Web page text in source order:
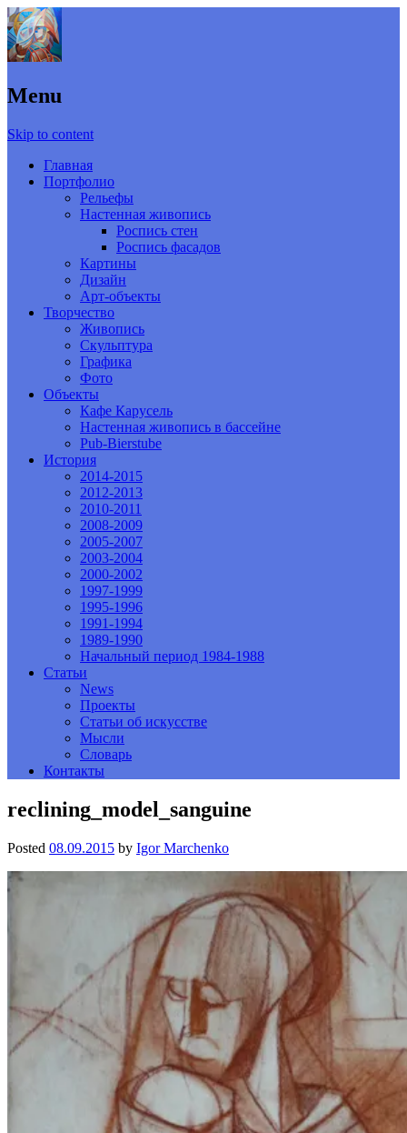
Menu
Skip to content
Главная
Портфолио
Рельефы
Настенная живопись
Роспись стен
Роспись фасадов
Картины
Дизайн
Арт-объекты
Творчество
Живопись
Скульптура
Графика
Фото
Объекты
Кафе Карусель
Настенная живопись в бассейне
Pub-Bierstube
История
2014-2015
2012-2013
2010-2011
2008-2009
2005-2007
2003-2004
2000-2002
1997-1999
1995-1996
1991-1994
1989-1990
Начальный период 1984-1988
Статьи
News
Проекты
Статьи об искусстве
Мысли
Словарь
Контакты
reclining_model_sanguine
Posted 08.09.2015 by Igor Marchenko